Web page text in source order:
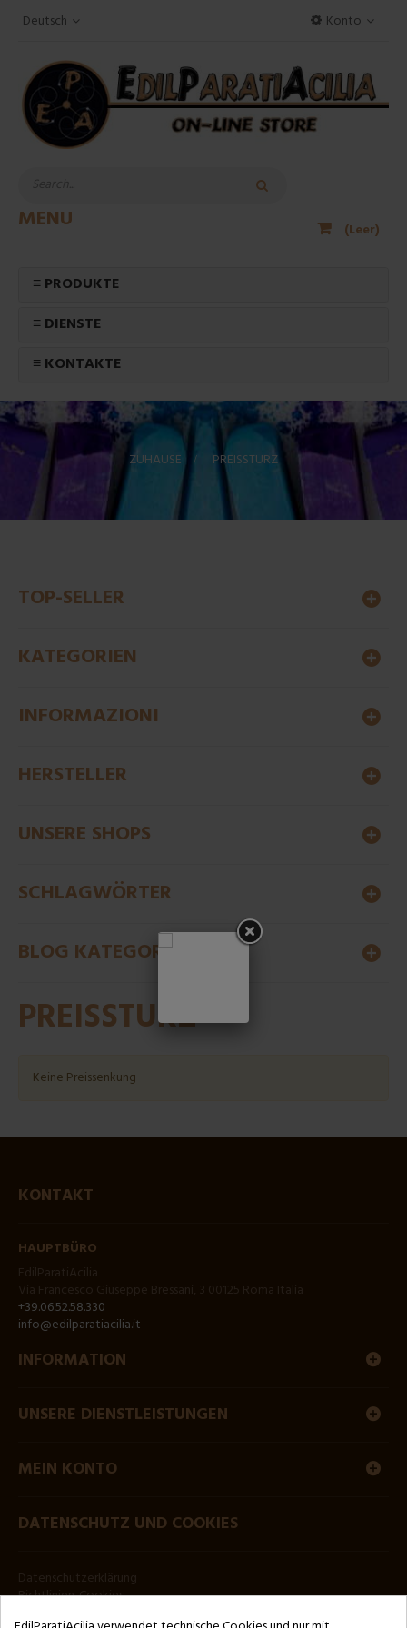
Konto
Deutsch
(Leer)
MENU
≡ PRODUKTE
≡ DIENSTE
≡ KONTAKTE
ZUHAUSE > PREISSTURZ
TOP-SELLER
KATEGORIEN
INFORMAZIONI
HERSTELLER
UNSERE SHOPS
SCHLAGWÖRTER
BLOG KATEGORIEN
PREISSTURZ
Keine Preissenkung
KONTAKT
HAUPTBÜRO
+39.06.52.58.330
info@edilparatiacilia.it
INFORMATION
UNSERE DIENSTLEISTUNGEN
MEIN KONTO
DATENSCHUTZ UND COOKIES
Richtlinien-Cookies